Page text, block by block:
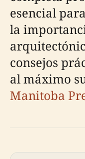
esencial
la
consejos
al máximo
Manitoba